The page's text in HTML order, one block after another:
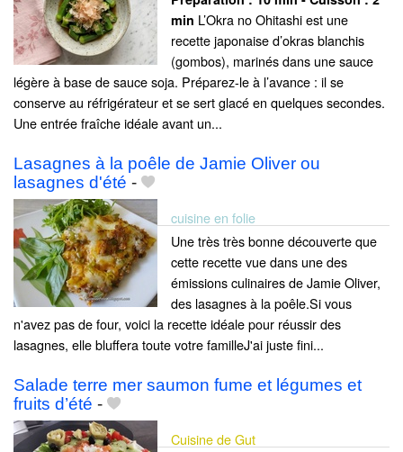
min L’Okra no Ohitashi est une
recette japonaise d’okras blanchis
(gombos), marinés dans une sauce
légère à base de sauce soja. Préparez-le à l’avance : il se
conserve au réfrigérateur et se sert glacé en quelques secondes.
Une entrée fraîche idéale avant un...
Lasagnes à la poêle de Jamie Oliver ou
lasagnes d'été -
cuisine en folie
Une très très bonne découverte que
cette recette vue dans une des
émissions culinaires de Jamie Oliver,
des lasagnes à la poêle.Si vous
n'avez pas de four, voici la recette idéale pour réussir des
lasagnes, elle bluffera toute votre familleJ'ai juste fini...
Salade terre mer saumon fume et légumes et
fruits d’été -
Cuisine de Gut